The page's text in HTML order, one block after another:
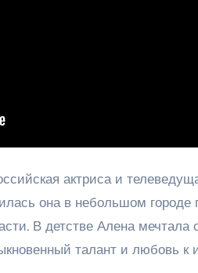
актриса и
она в небольшом городе
В детстве Алена мечтала
талант и любовь к